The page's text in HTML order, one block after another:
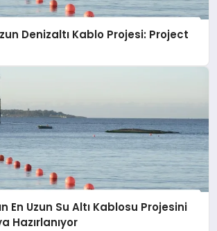
Denizaltı Kablo Projesi: Project
En Uzun Su Altı Kablosu Projesini
Hazırlanıyor